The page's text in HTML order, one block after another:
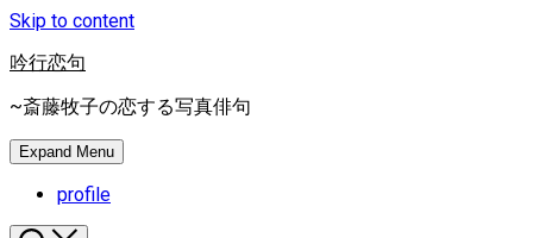
Skip to content
吟行恋句
~斎藤牧子の恋する写真俳句
Expand Menu
profile